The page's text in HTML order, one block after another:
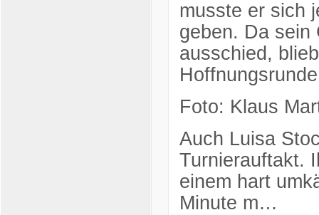
musste er sich
geben. Da sein
ausschied,
Foto: Klaus
Auch Luisa
Turnierauftakt.
einem hart
Minute m…